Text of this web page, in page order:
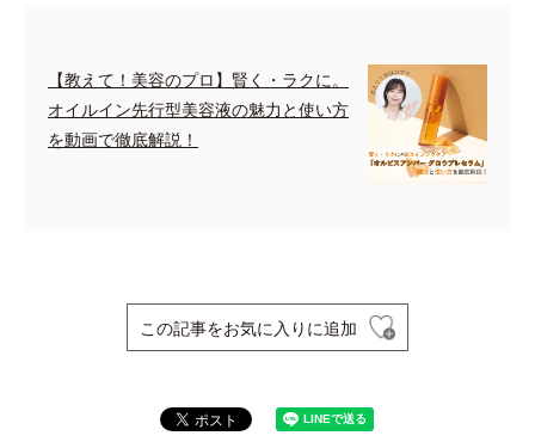
【教えて！美容のプロ】賢く・ラクに。
オイルイン先行型美容液の魅力と使い方
を動画で徹底解説！
この記事をお気に入りに追加